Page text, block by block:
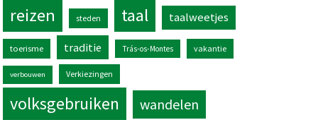
reizen steden taal taalweetjes
toerisme traditie Trás-os-Montes vakantie
verbouwen Verkiezingen
volksgebruiken wandelen